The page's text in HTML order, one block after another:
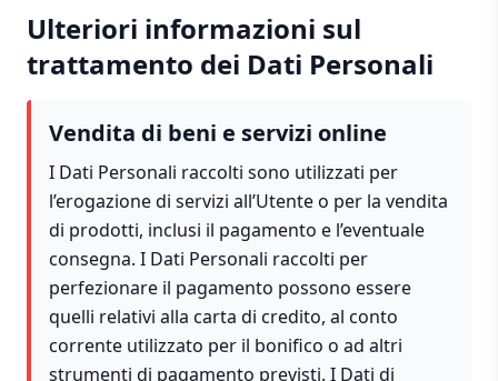
Ulteriori informazioni sul
trattamento dei Dati Personali
Vendita di beni e servizi online
I Dati Personali raccolti sono utilizzati per
l’erogazione di servizi all’Utente o per la vendita
di prodotti, inclusi il pagamento e l’eventuale
consegna. I Dati Personali raccolti per
perfezionare il pagamento possono essere
quelli relativi alla carta di credito, al conto
corrente utilizzato per il bonifico o ad altri
strumenti di pagamento previsti. I Dati di